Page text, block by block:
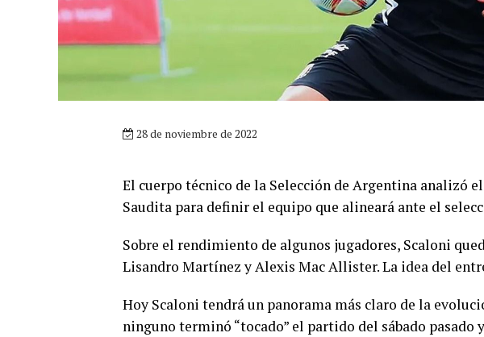
28 de noviembre de 2022
El cuerpo técnico de la Selección de Argentina analizó
Saudita para definir el equipo que alineará ante el
Sobre el rendimiento de algunos jugadores, Scaloni
Lisandro Martínez y Alexis Mac Allister. La idea del
Hoy Scaloni tendrá un panorama más claro de la
ninguno terminó “tocado” el partido del sábado pasado